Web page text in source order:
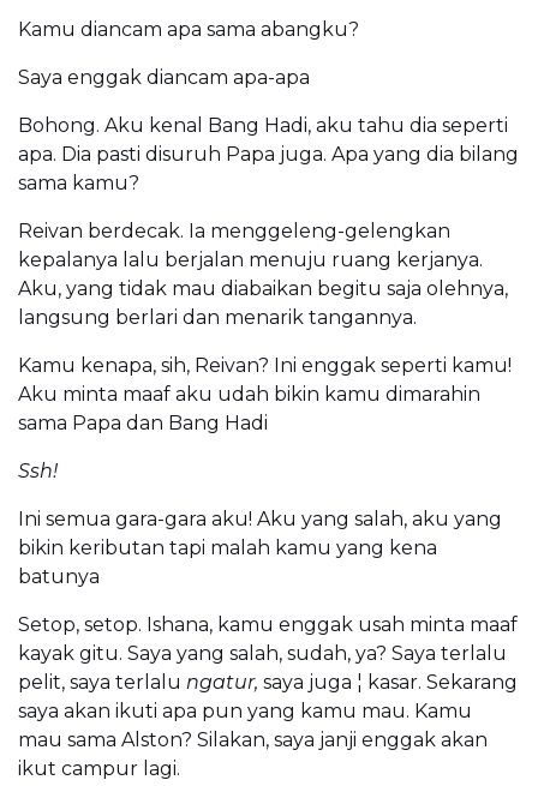
Kamu diancam apa sama abangku?
Saya enggak diancam apa-apa
Bohong. Aku kenal Bang Hadi, aku tahu dia seperti
apa. Dia pasti disuruh Papa juga. Apa yang dia bilang
sama kamu?
Reivan berdecak. Ia menggeleng-gelengkan
kepalanya lalu berjalan menuju ruang kerjanya.
Aku, yang tidak mau diabaikan begitu saja olehnya,
langsung berlari dan menarik tangannya.
Kamu kenapa, sih, Reivan? Ini enggak seperti kamu!
Aku minta maaf aku udah bikin kamu dimarahin
sama Papa dan Bang Hadi
Ssh!
Ini semua gara-gara aku! Aku yang salah, aku yang
bikin keributan tapi malah kamu yang kena
batunya
Setop, setop. Ishana, kamu enggak usah minta maaf
kayak gitu. Saya yang salah, sudah, ya? Saya terlalu
pelit, saya terlalu ngatur, saya juga ¦ kasar. Sekarang
saya akan ikuti apa pun yang kamu mau. Kamu
mau sama Alston? Silakan, saya janji enggak akan
ikut campur lagi.